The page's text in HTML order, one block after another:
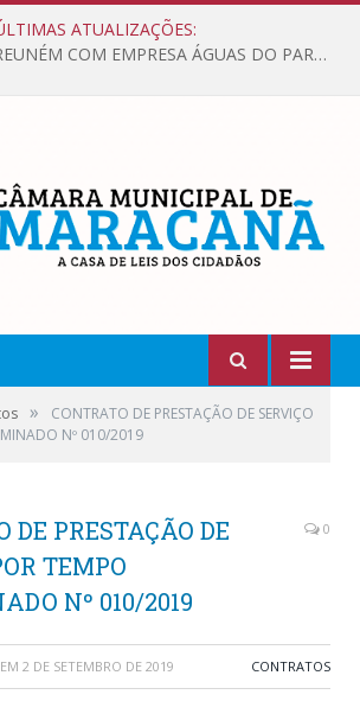
ATUALIZAÇÕES:
VEREADORES SE REUNÉM COM EMPRESA ÁGUAS DO PARÁ, PARA APRESENTAR REIVINDICAÇÕES E MELHORIAS NA QUALIDADE DOS SERVIÇOS OFERECIDOS Á POPULAÇÃO.
»
CONTRATO DE PRESTAÇÃO DE SERVIÇO
Nº 010/2019
DE PRESTAÇÃO DE
TEMPO
Nº 010/2019
0
EM 2 DE SETEMBRO DE 2019 CONTRATOS